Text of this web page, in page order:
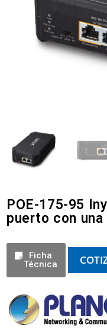
POE-175-95
puerto con
Ficha
Técnica